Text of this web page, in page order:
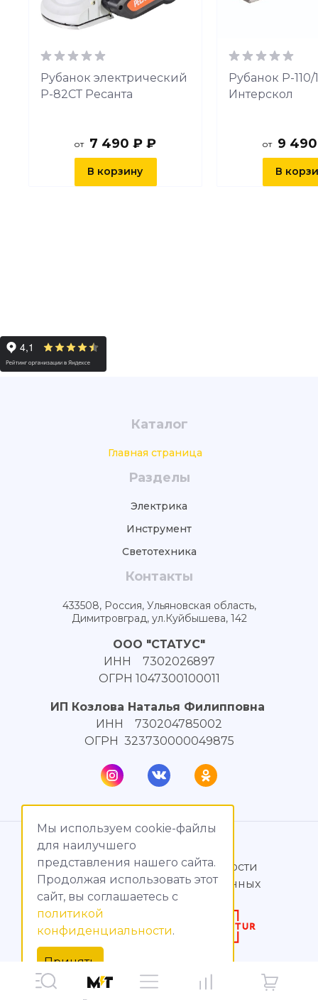
Мы используем cookie-файлы
для наилучшего
представления нашего сайта.
Продолжая использовать этот
сайт, вы соглашаетесь c
политикой
конфиденциальности.
Принять
Рубанок электрический
Р-82СТ Ресанта
от 7 490 ₽ ₽
В корзину
Рубанок Р-110/
Интерскол
от 9
В
Каталог
Главная страница
Разделы
Электрика
Инструмент
Светотехника
Контакты
433508, Россия, Ульяновская область,
Димитровград, ул.Куйбышева, 142
ООО "СТАТУС"
ИНН 7302026897
ОГРН 1047300100011
ИП Козлова Наталья Филипповна
ИНН 730204785002
ОГРН 323730000049875
© МагияТока, 2015 – 2026
Политика конфиденциальности
Обработка персональных данных
Создание сайтов
Продвижение сайтов